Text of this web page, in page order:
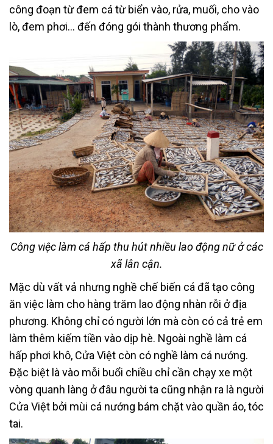
công đoạn từ đem cá từ biển vào, rửa, muối, cho vào
lò, đem phơi… đến đóng gói thành thương phẩm.
Công việc làm cá hấp thu hút nhiều lao động nữ ở các
xã lân cận.
Mặc dù vất vả nhưng nghề chế biến cá đã tạo công
ăn việc làm cho hàng trăm lao động nhàn rỗi ở địa
phương. Không chỉ có người lớn mà còn có cả trẻ em
làm thêm kiếm tiền vào dịp hè. Ngoài nghề làm cá
hấp phơi khô, Cửa Việt còn có nghề làm cá nướng.
Đặc biệt là vào mỗi buổi chiều chỉ cần chạy xe một
vòng quanh làng ở đâu người ta cũng nhận ra là người
Cửa Việt bởi mùi cá nướng bám chặt vào quần áo, tóc
tai.